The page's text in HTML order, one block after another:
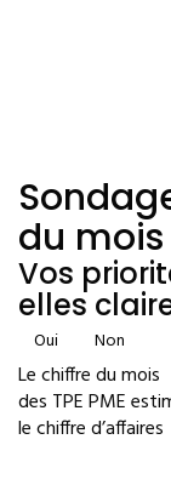
du mois
Vos
elles
Oui Non
Le chiffre du mois
des TPE PME
le chiffre d’affaires